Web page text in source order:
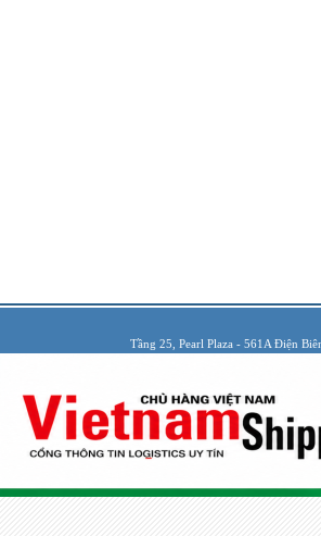
Tầng 25, Pearl Plaza - 561A Điện